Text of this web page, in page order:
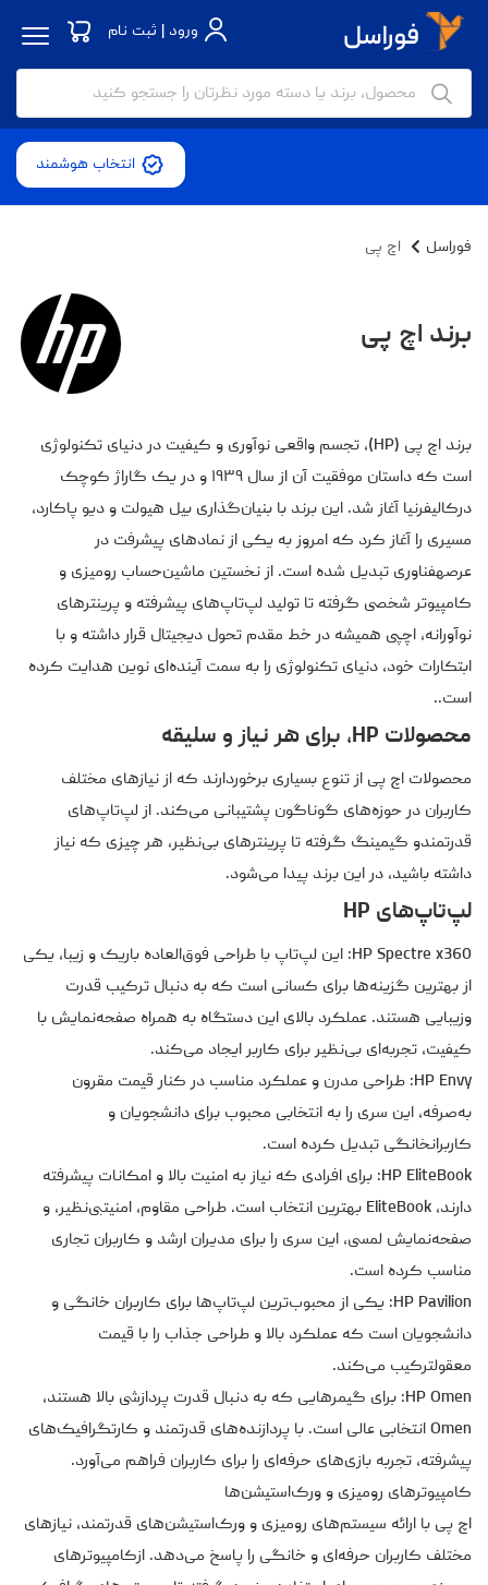
ورود | ثبت نام
انتخاب هوشمند
فوراسل اچ‌ پی
برند اچ‌ پی
برند اچ پی (HP)، تجسم واقعی نوآوری و کیفیت در دنیای تکنولوژی
است که داستان موفقیت آن از سال ۱۹۳۹ و در یک گاراژ کوچک
درکالیفرنیا آغاز شد. این برند با بنیان‌گذاری بیل هیولت و دیو پاکارد،
مسیری را آغاز کرد که امروز به یکی از نمادهای پیشرفت در
عرصهفناوری تبدیل شده است. از نخستین ماشین‌حساب رومیزی و
کامپیوتر شخصی گرفته تا تولید لپ‌تاپ‌های پیشرفته و پرینترهای
نوآورانه، اچپی همیشه در خط مقدم تحول دیجیتال قرار داشته و با
ابتکارات خود، دنیای تکنولوژی را به سمت آینده‌ای نوین هدایت کرده
است..
محصولات HP، برای هر نیاز و سلیقه
محصولات اچ پی از تنوع بسیاری برخوردارند که از نیازهای مختلف
کاربران در حوزه‌های گوناگون پشتیبانی می‌کند. از لپ‌تاپ‌های
قدرتمندو گیمینگ گرفته تا پرینترهای بی‌نظیر، هر چیزی که نیاز
داشته باشید، در این برند پیدا می‌شود.
لپ‌تاپ‌های HP
HP Spectre x360: این لپ‌تاپ با طراحی فوق‌العاده باریک و زیبا، یکی
از بهترین گزینه‌ها برای کسانی است که به دنبال ترکیب قدرت
وزیبایی هستند. عملکرد بالای این دستگاه به همراه صفحه‌نمایش با
کیفیت، تجربه‌ای بی‌نظیر برای کاربر ایجاد می‌کند.
HP Envy: طراحی مدرن و عملکرد مناسب در کنار قیمت مقرون
به‌صرفه، این سری را به انتخابی محبوب برای دانشجویان و
کاربرانخانگی تبدیل کرده است.
HP EliteBook: برای افرادی که نیاز به امنیت بالا و امکانات پیشرفته
دارند، EliteBook بهترین انتخاب است. طراحی مقاوم، امنیتبی‌نظیر، و
صفحه‌نمایش لمسی، این سری را برای مدیران ارشد و کاربران تجاری
مناسب کرده است.
HP Pavilion: یکی از محبوب‌ترین لپ‌تاپ‌ها برای کاربران خانگی و
دانشجویان است که عملکرد بالا و طراحی جذاب را با قیمت
معقولترکیب می‌کند.
HP Omen: برای گیمرهایی که به دنبال قدرت پردازشی بالا هستند،
Omen انتخابی عالی است. با پردازنده‌های قدرتمند و کارتگرافیک‌های
پیشرفته، تجربه بازی‌های حرفه‌ای را برای کاربران فراهم می‌آورد.
کامپیوترهای رومیزی و ورک‌استیشن‌ها
اچ پی با ارائه سیستم‌های رومیزی و ورک‌استیشن‌های قدرتمند، نیازهای
مختلف کاربران حرفه‌ای و خانگی را پاسخ می‌دهد. ازکامپیوترهای